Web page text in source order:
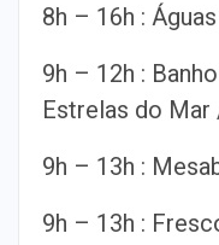
8h – 16h :
9h – 12h :
Estrelas do Mar
9h – 13h :
9h – 13h :